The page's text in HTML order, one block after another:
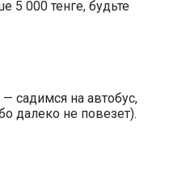
5 000 тенге, будьте
садимся на автобус,
далеко не повезет).